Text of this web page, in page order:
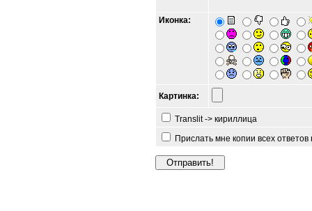
Иконка:
Картинка:
Translit -> кириллица
Прислать мне копии всех